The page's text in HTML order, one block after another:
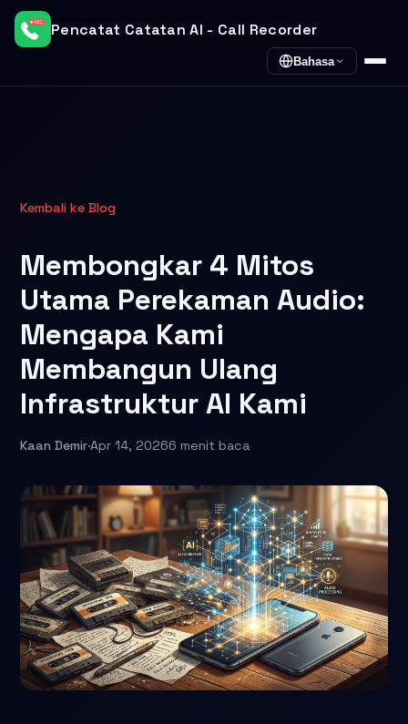
Pencatat Catatan AI - Call Recorder
Bahasa
Kembali ke Blog
Membongkar 4 Mitos
Utama Perekaman Audio:
Mengapa Kami
Membangun Ulang
Infrastruktur AI Kami
Kaan Demir·Apr 14, 20266 menit baca